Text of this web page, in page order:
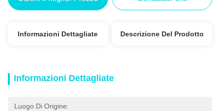
Informazioni Dettagliate Descrizione Del Prodotto
Informazioni Dettagliate
Luogo Di Origine: